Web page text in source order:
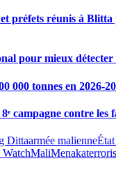
préfets réunis à
pour mieux détecter
000 tonnes en 2026-
campagne contre les
Dittaarmée malienne
MaliMenaka